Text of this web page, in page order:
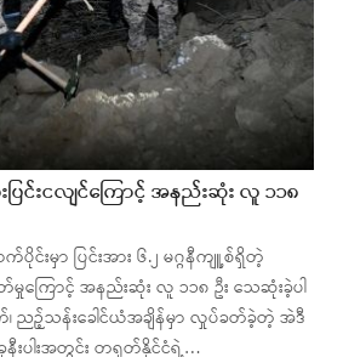
င်းငလျင်ကြောင့် အနည်းဆုံး လူ ၁၁၈
င်းမှာ ပြင်းအား ၆.၂ မဂ္ဂနီကျူ့စ်ရှိတဲ့
မှုကြောင့် အနည်းဆုံး လူ ၁၁၈ ဦး သေဆုံးခဲ့ပါ
ညဉ့်သန်းခေါင်ယံအချိန်မှာ လှုပ်ခတ်ခဲ့တဲ့ အဲဒီ
ပါးအတွင်း တရုတ်နိုင်ငံရဲ့…